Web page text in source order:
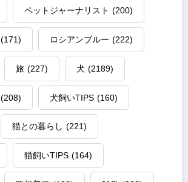
ペットジャーナリスト (200)
(171) ロシアンブルー (222)
旅 (227) 犬 (2189)
(208) 犬飼いTIPS (160)
猫との暮らし (221)
猫飼いTIPS (164)